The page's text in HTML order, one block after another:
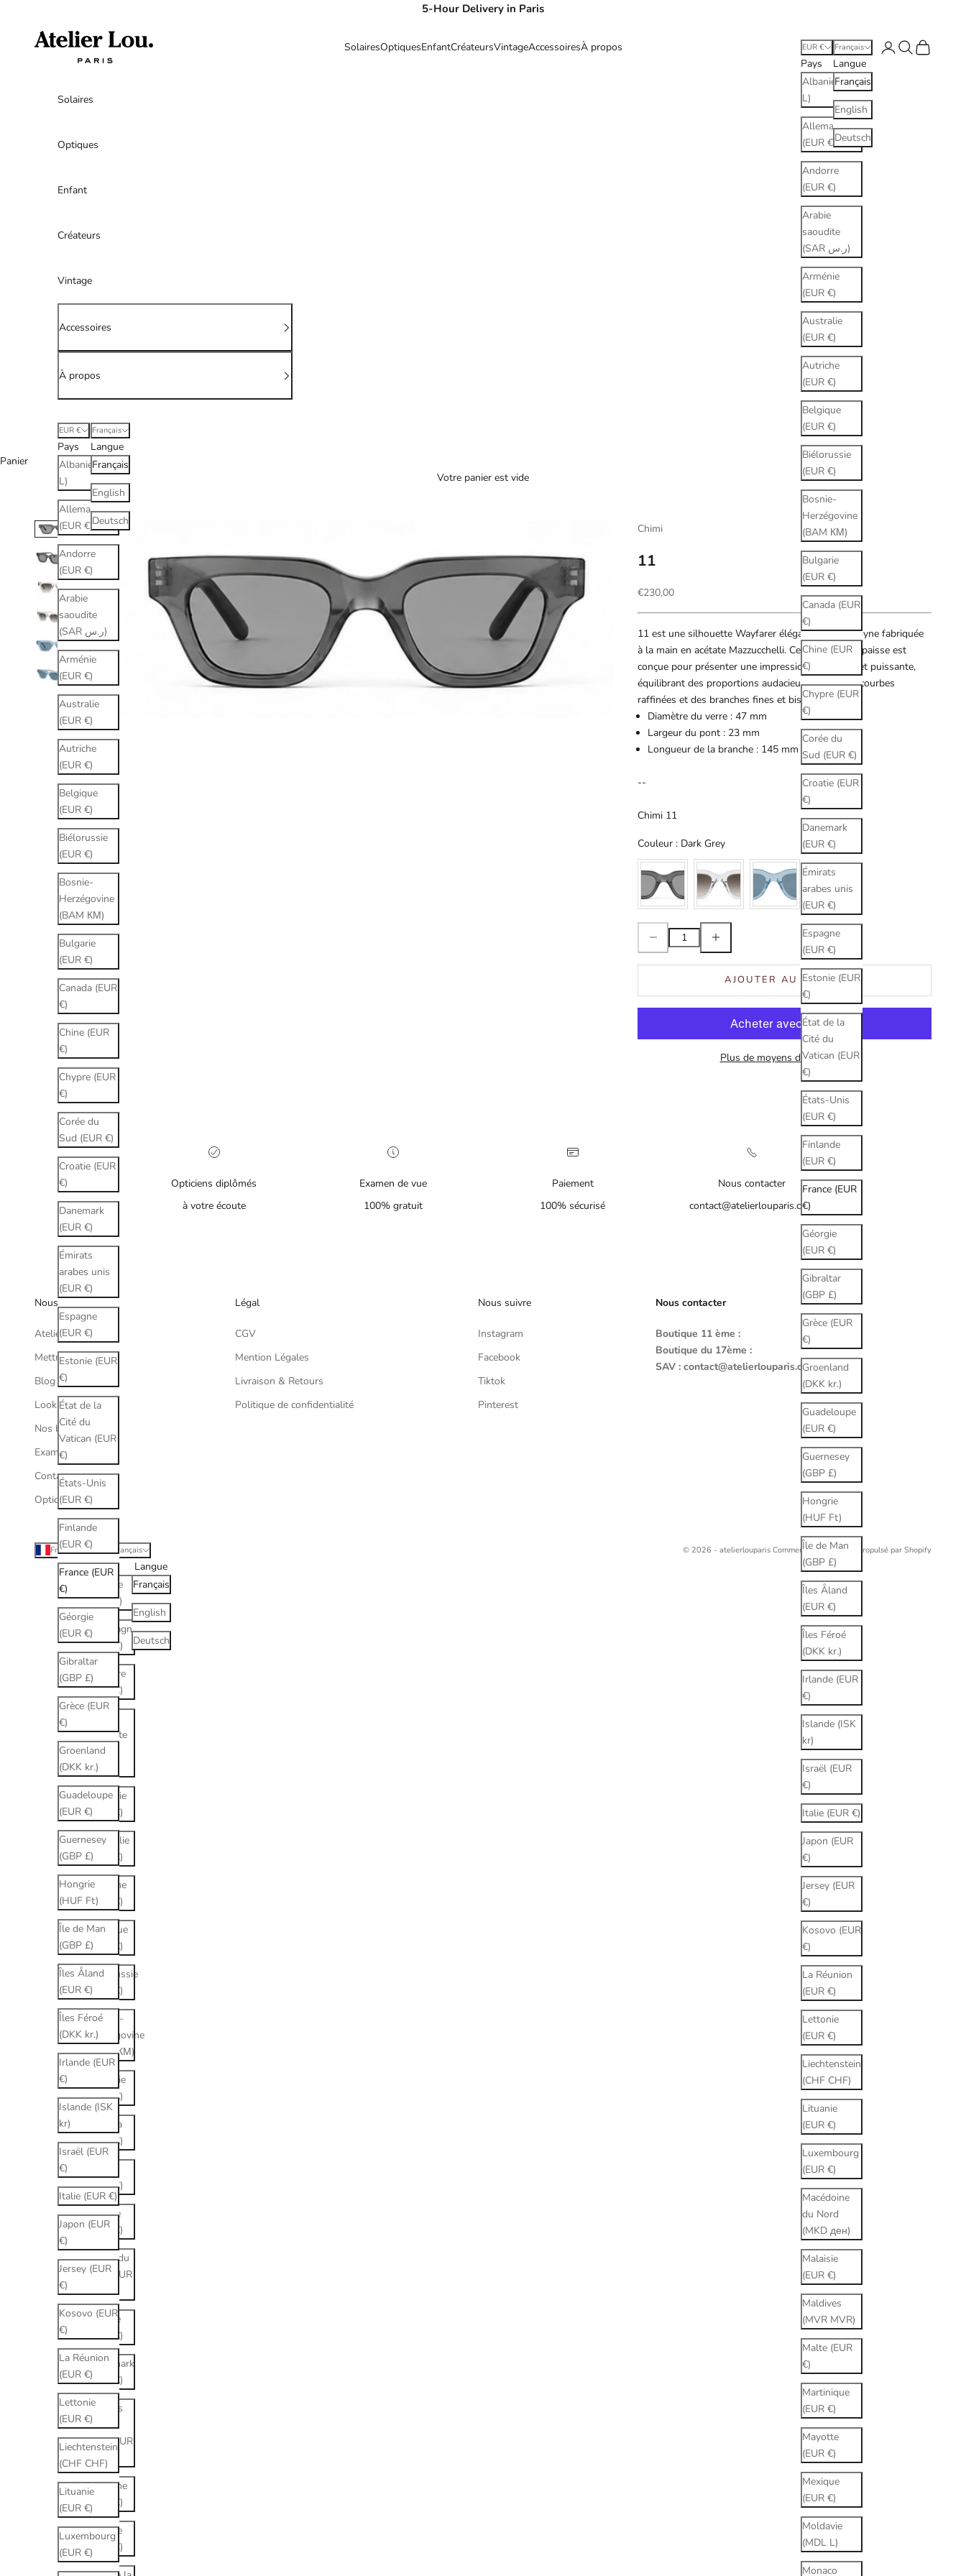
5-Hour Delivery in Paris
atelierlouparis
SolairesOptiquesEnfantCréateursVintageAccessoiresÀ propos EUR €
Pays
Albanie (ALL
L)
Allemagne
(EUR €)
Andorre
(EUR €)
Arabie
saoudite
(SAR ر.س)
Arménie
(EUR €)
Australie
(EUR €)
Autriche
(EUR €)
Belgique
(EUR €)
Biélorussie
(EUR €)
Bosnie-
Herzégovine
(BAM КМ)
Bulgarie
(EUR €)
Canada (EUR
€)
Chine (EUR
€)
Chypre (EUR
€)
Corée du
Sud (EUR €)
Croatie (EUR
€)
Danemark
(EUR €)
Émirats
arabes unis
(EUR €)
Espagne
(EUR €)
Estonie (EUR
€)
État de la
Cité du
Vatican (EUR
€)
États-Unis
(EUR €)
Finlande
(EUR €)
France (EUR
€)
Géorgie
(EUR €)
Gibraltar
(GBP £)
Grèce (EUR
€)
Groenland
(DKK kr.)
Guadeloupe
(EUR €)
Guernesey
(GBP £)
Hongrie
(HUF Ft)
Île de Man
(GBP £)
Îles Åland
(EUR €)
Îles Féroé
(DKK kr.)
Irlande (EUR
€)
Islande (ISK
kr)
Israël (EUR
€)
Italie (EUR €)
Japon (EUR
€)
Jersey (EUR
€)
Kosovo (EUR
€)
La Réunion
(EUR €)
Lettonie
(EUR €)
Liechtenstein
(CHF CHF)
Lituanie
(EUR €)
Luxembourg
(EUR €)
Macédoine
du Nord
(MKD ден)
Malaisie
(EUR €)
Maldives
(MVR MVR)
Malte (EUR
€)
Martinique
(EUR €)
Mayotte
(EUR €)
Mexique
(EUR €)
Moldavie
(MDL L)
Monaco
Français
Langue
Français
English
Deutsch
Connexion
Recherche
Panier
Solaires
Optiques
Enfant
Créateurs
Vintage
Accessoires
À propos
EUR €
Pays
Albanie (ALL
L)
Allemagne
(EUR €)
Andorre
(EUR €)
Arabie
saoudite
(SAR ر.س)
Arménie
(EUR €)
Australie
(EUR €)
Autriche
(EUR €)
Belgique
(EUR €)
Biélorussie
(EUR €)
Bosnie-
Herzégovine
(BAM КМ)
Bulgarie
(EUR €)
Canada (EUR
€)
Chine (EUR
€)
Chypre (EUR
€)
Corée du
Sud (EUR €)
Croatie (EUR
€)
Danemark
(EUR €)
Émirats
arabes unis
(EUR €)
Espagne
(EUR €)
Estonie (EUR
€)
État de la
Cité du
Vatican (EUR
€)
États-Unis
(EUR €)
Finlande
(EUR €)
France (EUR
€)
Géorgie
(EUR €)
Gibraltar
(GBP £)
Grèce (EUR
€)
Groenland
(DKK kr.)
Guadeloupe
(EUR €)
Guernesey
(GBP £)
Hongrie
(HUF Ft)
Île de Man
(GBP £)
Îles Åland
(EUR €)
Îles Féroé
(DKK kr.)
Irlande (EUR
€)
Islande (ISK
kr)
Israël (EUR
€)
Italie (EUR €)
Japon (EUR
€)
Jersey (EUR
€)
Kosovo (EUR
€)
La Réunion
(EUR €)
Lettonie
(EUR €)
Liechtenstein
(CHF CHF)
Lituanie
(EUR €)
Luxembourg
(EUR €)
Français
Langue
Français
English
Deutsch
Panier
Votre panier est vide
Chimi
11
Prix de vente
€230,00
11 est une silhouette Wayfarer élégante et androgyne fabriquée
à la main en acétate Mazzucchelli. Cette monture épaisse est
conçue pour présenter une impression graphique et puissante,
équilibrant des proportions audacieuses avec des courbes
raffinées et des branches fines et biseautées.
Diamètre du verre : 47 mm
Largeur du pont : 23 mm
Longueur de la branche : 145 mm
--
Chimi 11
Couleur : Dark GreyCouleur
Diminuer la quantitéAugmenter la quantité
AJOUTER AU PANIER
Plus de moyens de paiement
Opticiens diplômés
à votre écoute
Examen de vue
100% gratuit
Paiement
100% sécurisé
Nous contacter
contact@atelierlouparis.com
Nous
Atelier Lou Paris
Mettre à la vue
Blog
Lookbook
Nos boutiques
Examen de vue
Contactez nous
Opticien Paris 17
Légal
CGV
Mention Légales
Livraison & Retours
Politique de confidentialité
Nous suivre
Instagram
Facebook
Tiktok
Pinterest
Nous contacter
Boutique 11 ème :
Boutique du 17ème :
SAV : contact@atelierlouparis.com
France (EUR €)
Pays
Albanie
(ALL L)
Allemagne
(EUR €)
Andorre
(EUR €)
saoudite
(SAR
Arménie
(EUR €)
Australie
(EUR €)
Autriche
(EUR €)
Belgique
(EUR €)
Biélorussie
(EUR €)
Bosnie-
Herzégovine
(BAM КМ)
Bulgarie
(EUR €)
Canada
(EUR €)
(EUR €)
Chypre
(EUR €)
Corée du
Sud (EUR
€)
Croatie
(EUR €)
Danemark
(EUR €)
Émirats
arabes
unis (EUR
€)
Espagne
(EUR €)
Estonie
(EUR €)
Français
Langue
Français
English
Deutsch
© 2026 - atelierlouparis Commerce électronique propulsé par Shopify